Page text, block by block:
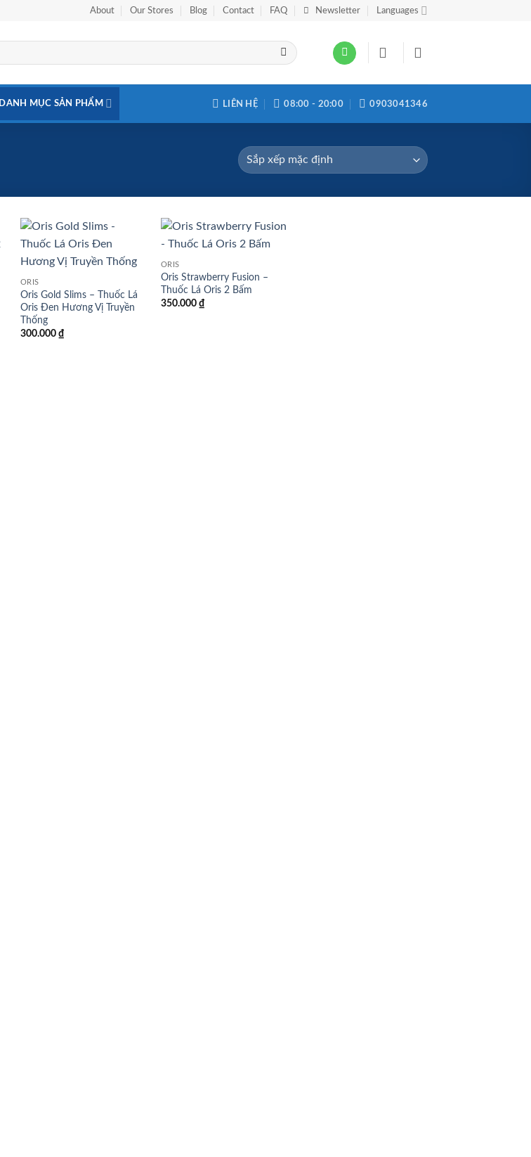
About Our Stores Blog Contact FAQ Newsletter Languages
DANH MỤC SẢN PHẨM LIÊN HỆ 08:00 - 20:00 0903041346
Add to
wishlist
ORIS
Oris Gold Slims – Thuốc Lá
Oris Đen Hương Vị Truyền
Thống
300.000 ₫
ORIS
Oris Strawberry Fusion –
Thuốc Lá Oris 2 Bấm
350.000 ₫